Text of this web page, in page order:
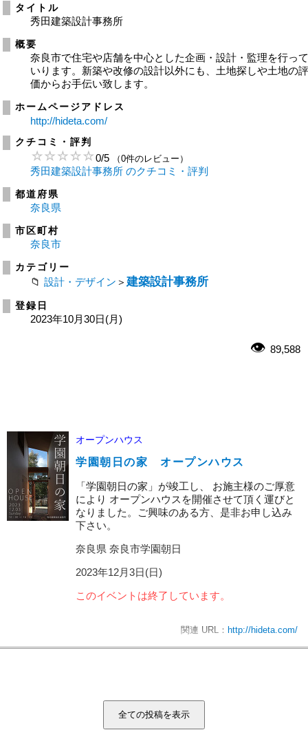
タイトル
秀田建築設計事務所
概要
奈良市で住宅や店舗を中心とした企画・設計・監理を行っ
いります。新築や改修の設計以外にも、土地探しや土地の
価からお手伝い致します。
ホームページアドレス
http://hideta.com/
クチコミ・評判
0/5 （0件のレビュー）
秀田建築設計事務所 のクチコミ・評判
都道府県
奈良県
市区町村
奈良市
カテゴリー
設計・デザイン ＞ 建築設計事務所
登録日
2023年10月30日(月)
89,588
オープンハウス
学園朝日の家 オープンハウス
「学園朝日の家」が竣工し、 お施主様のご厚意
により オープンハウスを開催させて頂く運びと
なりました。ご興味のある方、是非お申し込み
下さい。
奈良県 奈良市学園朝日
2023年12月3日(日)
このイベントは終了しています。
関連 URL： http://hideta.com/
全ての投稿を表示